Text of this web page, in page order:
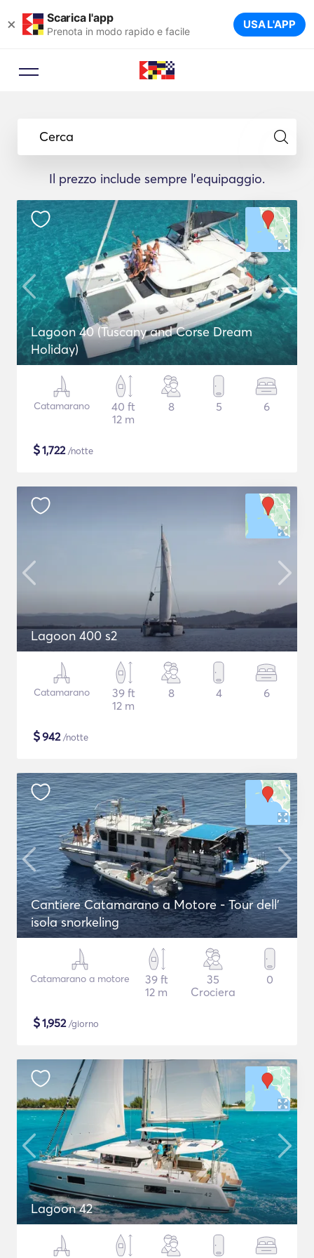
× Scarica l'app
Prenota in modo rapido e facile USA L'APP
Cerca
Il prezzo include sempre l'equipaggio.
Lagoon 40 (Tuscany and Corse Dream
Holiday)
Catamarano
40 ft
12 m
8 5 6
$1,722/notte
Lagoon 400 s2
Catamarano
39 ft
12 m
8 4 6
$942/notte
Cantiere Catamarano a Motore - Tour dell'
isola snorkeling
Catamarano a motore
39 ft
12 m
35
Crociera
0
$1,952/giorno
Lagoon 42